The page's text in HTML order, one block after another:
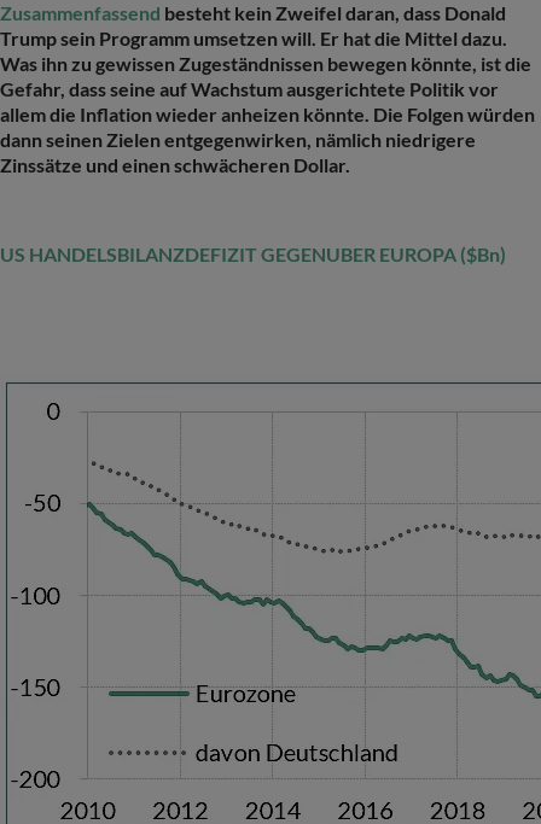
Zusammenfassend besteht kein Zweifel daran, dass Donald
Trump sein Programm umsetzen will. Er hat die Mittel dazu.
Was ihn zu gewissen Zugeständnissen bewegen könnte, ist die
Gefahr, dass seine auf Wachstum ausgerichtete Politik vor
allem die Inflation wieder anheizen könnte. Die Folgen würden
dann seinen Zielen entgegenwirken, nämlich niedrigere
Zinssätze und einen schwächeren Dollar.
US HANDELSBILANZDEFIZIT GEGENUBER EUROPA ($Bn)